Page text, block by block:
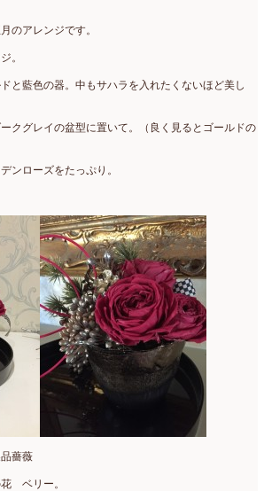
のアレンジです。
。
と藍色の器。中もサハラを入れたくないほど美し
クグレイの盆型に置いて。（良く見るとゴールドの
ンローズをたっぷり。
薔薇
ベリー。